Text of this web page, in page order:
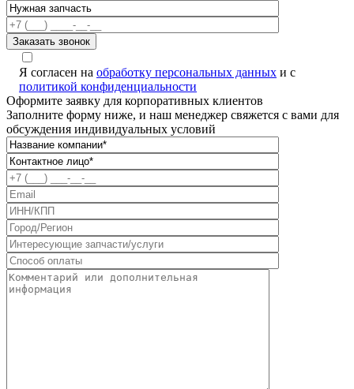
Я согласен на обработку персональных данных и с
политикой конфиденциальности
Оформите заявку для корпоративных клиентов
Заполните форму ниже, и наш менеджер свяжется с вами для
обсуждения индивидуальных условий